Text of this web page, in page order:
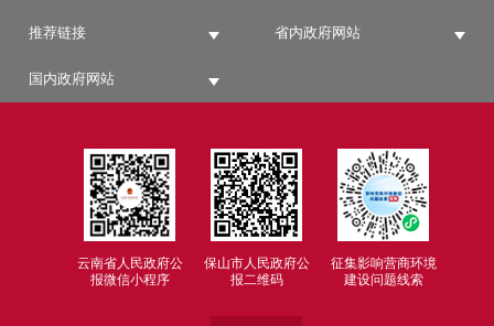
推荐链接 省内政府网站
国内政府网站
云南省人民政府公
报微信小程序
保山市人民政府公
报二维码
征集影响营商环境
建设问题线索